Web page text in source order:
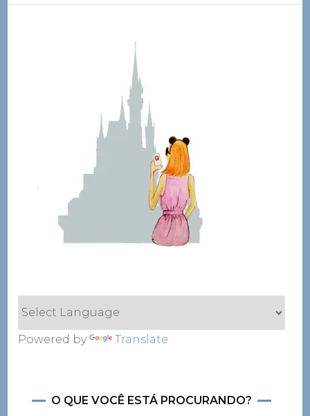
Powered by Translate
O QUE VOCÊ ESTÁ PROCURANDO?